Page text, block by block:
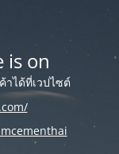
is on
ได้ที่เวปไซต์